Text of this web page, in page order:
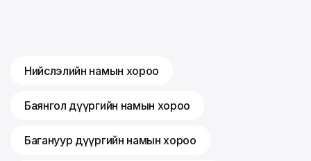
Нийслэлийн намын хороо
Баянгол дүүргийн намын хороо
Багануур дүүргийн намын хороо